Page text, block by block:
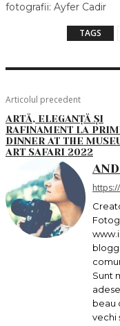
fotografii: Ayfer Cadir
TAGS
Articolul precedent
ARTĂ, ELEGANȚĂ ȘI
RAFINAMENT LA
DINNER AT THE
ART SAFARI 2022
Sunt
beau
vechi